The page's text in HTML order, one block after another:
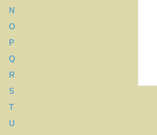
N
O
P
Q
R
S
U